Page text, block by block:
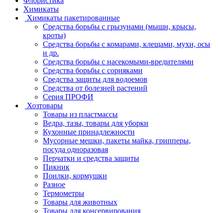
Химикаты
Химикаты пакетированные
Средства борьбы с грызунами (мыши, крысы,
кроты)
Средства борьбы с комарами, клещами, мухи, осы
и др.
Средства борьбы с насекомыми-вредителями
Средства борьбы с сорняками
Средства защиты для водоемов
Средства от болезней растений
Серия ПРОФИ
Хозтовары
Товары из пластмассы
Ведра, тазы, товары для уборки
Кухонные принадлежности
Мусорные мешки, пакеты майка, грипперы,
посуда одноразовая
Перчатки и средства защиты
Пикник
Поилки, кормушки
Разное
Термометры
Товары для животных
Товары для консервирования